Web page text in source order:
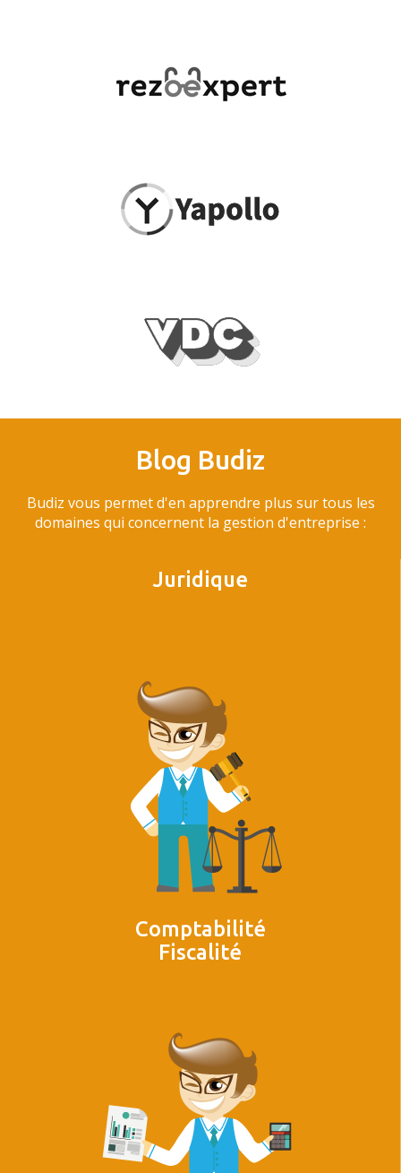
Blog Budiz
Budiz vous permet d'en apprendre plus sur tous les
domaines qui concernent la gestion d'entreprise :
Juridique
Comptabilité
Fiscalité